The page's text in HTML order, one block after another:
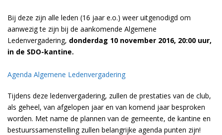
Bij deze zijn alle leden (16 jaar e.o.) weer uitgenodigd om
aanwezig te zijn bij de aankomende Algemene
Ledenvergadering, donderdag 10 november 2016, 20:00 uur,
in de SDO-kantine.
Agenda Algemene Ledenvergadering
Tijdens deze ledenvergadering, zullen de prestaties van de club,
als geheel, van afgelopen jaar en van komend jaar besproken
worden. Met name de plannen van de gemeente, de kantine en
bestuurssamenstelling zullen belangrijke agenda punten zijn!